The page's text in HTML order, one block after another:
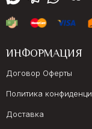
ИНФОРМАЦИЯ
Договор Оферты
Политика
Доставка